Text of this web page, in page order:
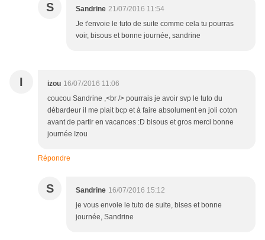
S Sandrine 21/07/2016 11:54
Je t'envoie le tuto de suite comme cela tu pourras
voir, bisous et bonne journée, sandrine
I izou 16/07/2016 11:06
coucou Sandrine ,<br /> pourrais je avoir svp le tuto du
débardeur il me plait bcp et à faire absolument en joli coton
avant de partir en vacances :D bisous et gros merci bonne
journée Izou
Répondre
S Sandrine 16/07/2016 15:12
je vous envoie le tuto de suite, bises et bonne
journée, Sandrine